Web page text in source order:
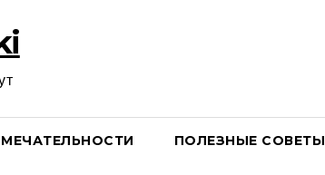
ПОЛЕЗНЫЕ СОВЕТЫ